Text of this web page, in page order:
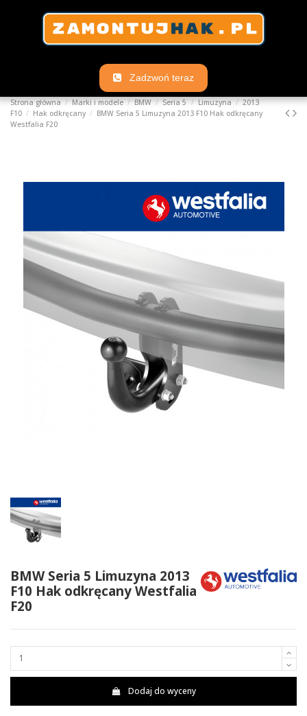
Zadzwoń teraz
Strona główna Marki i modele BMW Seria 5 Limuzyna
2013
F10
Hak odkręcany
BMW Seria 5 Limuzyna 2013 F10 Hak odkręcany
Westfalia F20
BMW Seria 5 Limuzyna 2013
F10 Hak odkręcany Westfalia
F20
Dodaj do wyceny